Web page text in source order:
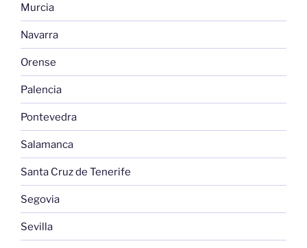
Murcia
Navarra
Orense
Palencia
Pontevedra
Salamanca
Santa Cruz de Tenerife
Segovia
Sevilla